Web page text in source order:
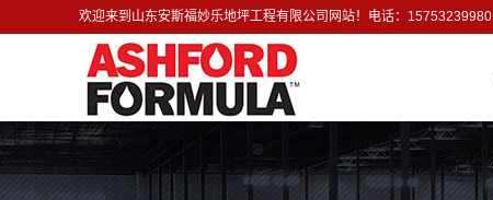
欢迎来到山东安斯福妙乐地坪工程有限公司网站！电话：15753239980